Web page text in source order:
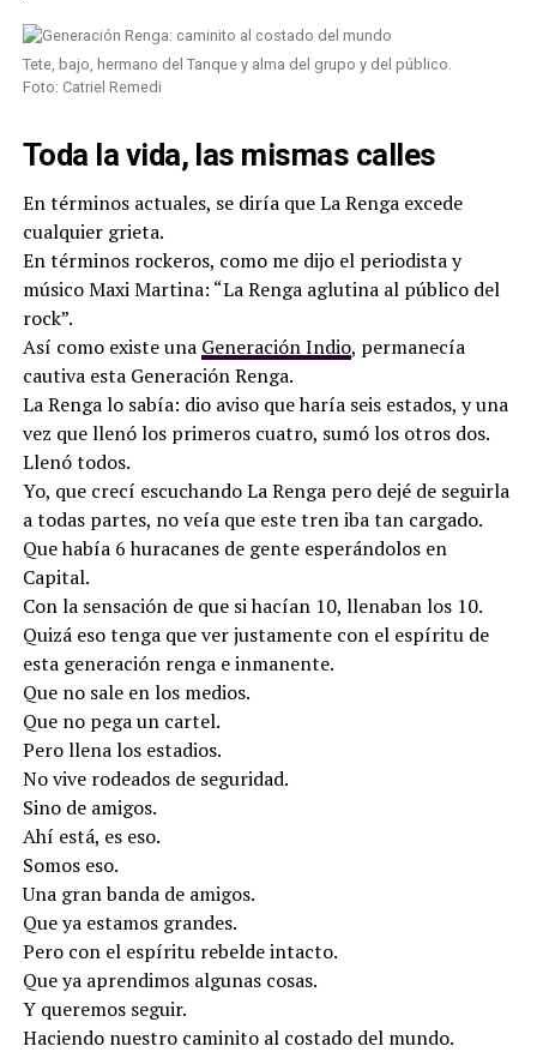
Tete, bajo, hermano del Tanque y alma del grupo y del público.
Foto: Catriel Remedi
Toda la vida, las mismas calles
En términos actuales, se diría que La Renga excede
cualquier grieta.
En términos rockeros, como me dijo el periodista y
músico Maxi Martina: “La Renga aglutina al público del
rock”.
Así como existe una Generación Indio, permanecía
cautiva esta Generación Renga.
La Renga lo sabía: dio aviso que haría seis estados, y una
vez que llenó los primeros cuatro, sumó los otros dos.
Llenó todos.
Yo, que crecí escuchando La Renga pero dejé de seguirla
a todas partes, no veía que este tren iba tan cargado.
Que había 6 huracanes de gente esperándolos en
Capital.
Con la sensación de que si hacían 10, llenaban los 10.
Quizá eso tenga que ver justamente con el espíritu de
esta generación renga e inmanente.
Que no sale en los medios.
Que no pega un cartel.
Pero llena los estadios.
No vive rodeados de seguridad.
Sino de amigos.
Ahí está, es eso.
Somos eso.
Una gran banda de amigos.
Que ya estamos grandes.
Pero con el espíritu rebelde intacto.
Que ya aprendimos algunas cosas.
Y queremos seguir.
Haciendo nuestro caminito al costado del mundo.